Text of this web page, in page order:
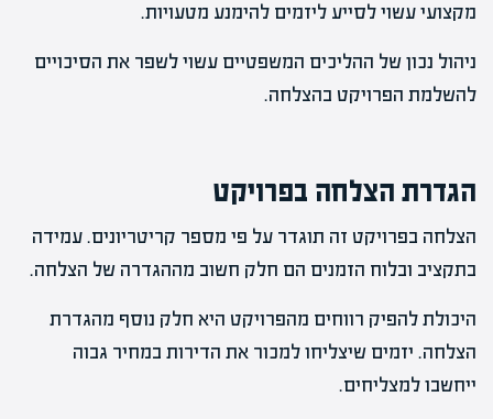
מקצועי עשוי לסייע ליזמים להימנע מטעויות.
ניהול נכון של ההליכים המשפטיים עשוי לשפר את הסיכויים
להשלמת הפרויקט בהצלחה.
הגדרת הצלחה בפרויקט
הצלחה בפרויקט זה תוגדר על פי מספר קריטריונים. עמידה
בתקציב ובלוח הזמנים הם חלק חשוב מההגדרה של הצלחה.
היכולת להפיק רווחים מהפרויקט היא חלק נוסף מהגדרת
הצלחה. יזמים שיצליחו למכור את הדירות במחיר גבוה
ייחשבו למצליחים.